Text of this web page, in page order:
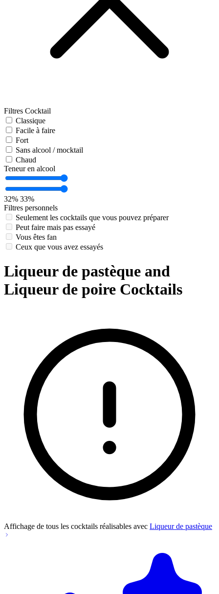
Filtres Cocktail
Classique
Facile à faire
Fort
Sans alcool / mocktail
Chaud
Teneur en alcool
32% 33%
Filtres personnels
Seulement les cocktails que vous pouvez préparer
Peut faire mais pas essayé
Vous êtes fan
Ceux que vous avez essayés
Liqueur de pastèque and
Liqueur de poire Cocktails
Affichage de tous les cocktails réalisables avec Liqueur de pastèque